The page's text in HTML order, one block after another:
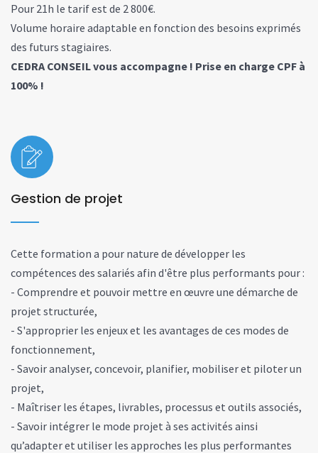
Pour 21h le tarif est de 2 800€.
Volume horaire adaptable en fonction des besoins exprimés
des futurs stagiaires.
CEDRA CONSEIL vous accompagne ! Prise en charge CPF à
100% !
Gestion de projet
Cette formation a pour nature de développer les
compétences des salariés afin d'être plus performants pour :
- Comprendre et pouvoir mettre en œuvre une démarche de
projet structurée,
- S'approprier les enjeux et les avantages de ces modes de
fonctionnement,
- Savoir analyser, concevoir, planifier, mobiliser et piloter un
projet,
- Maîtriser les étapes, livrables, processus et outils associés,
- Savoir intégrer le mode projet à ses activités ainsi
qu’adapter et utiliser les approches les plus performantes